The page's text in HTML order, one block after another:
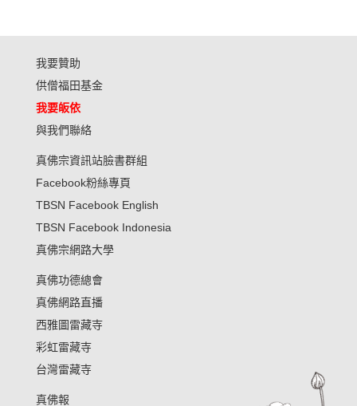
我要贊助
供僧福田基金
我要皈依
與我們聯絡
真佛宗資訊站臉書群組
Facebook粉絲專頁
TBSN Facebook English
TBSN Facebook Indonesia
真佛宗網路大學
真佛功德總會
真佛網路直播
西雅圖雷藏寺
彩虹雷藏寺
台灣雷藏寺
真佛報